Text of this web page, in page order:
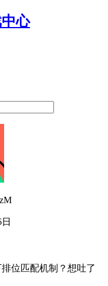
心
位匹配机制？想吐了